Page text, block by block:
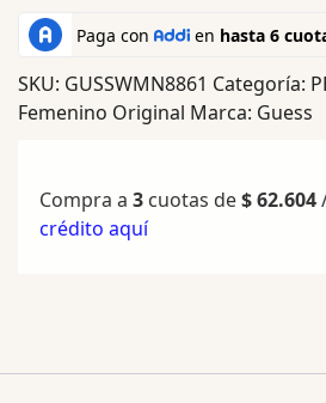
SKU: GUSSWMN8861 Categoría:
Femenino Original Marca: Guess
Compra a 3cuotas de$62.604
crédito aquí